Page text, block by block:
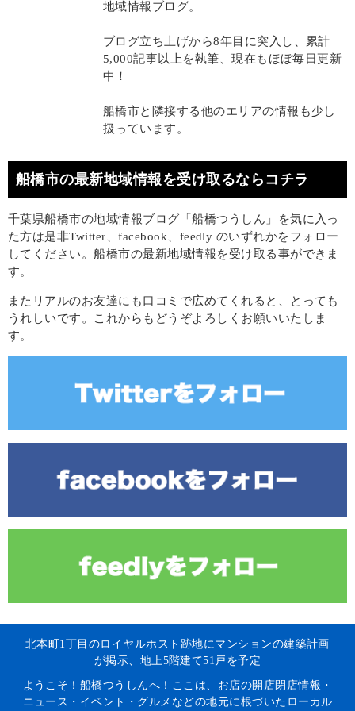
地域情報ブログ。
ブログ立ち上げから8年目に突入し、累計
5,000記事以上を執筆、現在もほぼ毎日更新
中！
船橋市と隣接する他のエリアの情報も少し
扱っています。
船橋市の最新地域情報を受け取るならコチラ
千葉県船橋市の地域情報ブログ「船橋つうしん」を気に入っ
た方は是非Twitter、facebook、feedly のいずれかをフォロー
してください。船橋市の最新地域情報を受け取る事ができま
す。
またリアルのお友達にも口コミで広めてくれると、とっても
うれしいです。これからもどうぞよろしくお願いいたしま
す。
北本町1丁目のロイヤルホスト跡地にマンションの建築計画
が掲示、地上5階建て51戸を予定
ようこそ！船橋つうしんへ！ここは、お店の開店閉店情報・
ニュース・イベント・グルメなどの地元に根づいたローカル